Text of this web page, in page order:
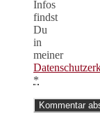
Infos
findst
Du
in
meiner
*